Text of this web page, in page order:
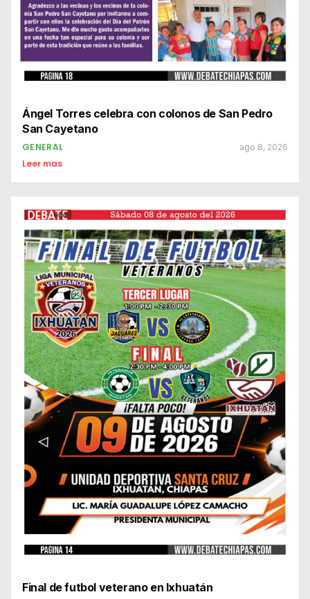
Ángel Torres celebra con colonos de San Pedro
San Cayetano
GENERAL ago 8, 2026
Leer mas
Final de futbol veterano en Ixhuatán